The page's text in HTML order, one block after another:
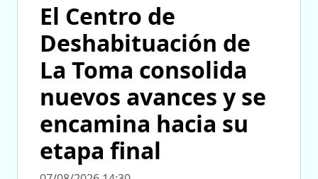
El Centro de
Deshabituación de
La Toma consolida
nuevos avances y se
encamina hacia su
etapa final